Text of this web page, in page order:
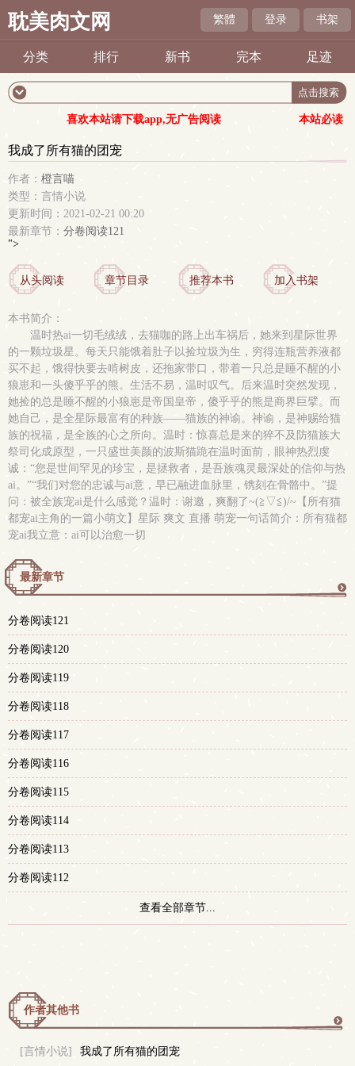
耽美肉文网 繁體 登录 书架
分类 排行 新书 完本 足迹
喜欢本站请下载app,无广告阅读 本站必读
我成了所有猫的团宠
作者： 橙言喵
类型：言情小说
更新时间：2021-02-21 00:20
最新章节： 分卷阅读121
">
从头阅读 章节目录 推荐本书 加入书架
本书简介：
温时热ai一切毛绒绒，去猫咖的路上出车祸后，她来到星际世界
的一颗垃圾星。每天只能饿着肚子以捡垃圾为生，穷得连瓶营养液都
买不起，饿得快要去啃树皮，还拖家带口，带着一只总是睡不醒的小
狼崽和一头傻乎乎的熊。生活不易，温时叹气。后来温时突然发现，
她捡的总是睡不醒的小狼崽是帝国皇帝，傻乎乎的熊是商界巨擘。而
她自己，是全星际最富有的种族——猫族的神谕。神谕，是神赐给猫
族的祝福，是全族的心之所向。温时：惊喜总是来的猝不及防猫族大
祭司化成原型，一只盛世美颜的波斯猫跪在温时面前，眼神热烈虔
诚：“您是世间罕见的珍宝，是拯救者，是吾族魂灵最深处的信仰与热
ai。”“我们对您的忠诚与ai意，早已融进血脉里，镌刻在骨骼中。”提
问：被全族宠ai是什么感觉？温时：谢邀，爽翻了~(≧▽≦)/~【所有猫
都宠ai主角的一篇小萌文】星际 爽文 直播 萌宠一句话简介：所有猫都
宠ai我立意：ai可以治愈一切
最新章节
分卷阅读121
分卷阅读120
分卷阅读119
分卷阅读118
分卷阅读117
分卷阅读116
分卷阅读115
分卷阅读114
分卷阅读113
分卷阅读112
查看全部章节...
作者其他书
[言情小说]
我成了所有猫的团宠